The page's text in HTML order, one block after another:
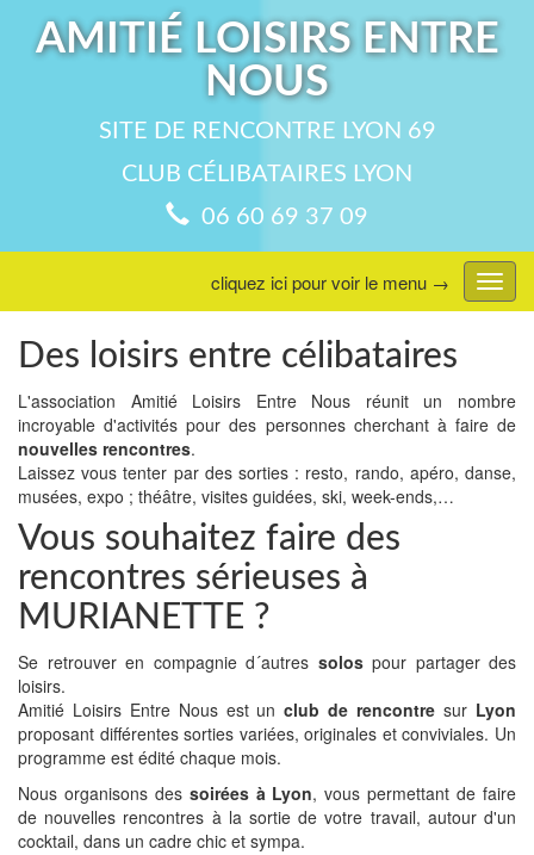
AMITIÉ LOISIRS ENTRE
NOUS
SITE DE RENCONTRE LYON 69
CLUB CÉLIBATAIRES LYON
06 60 69 37 09
menu
cliquez ici pour voir le menu →
Des loisirs entre célibataires
L'association Amitié Loisirs Entre Nous réunit un nombre
incroyable d'activités pour des personnes cherchant à faire de
nouvelles rencontres.
Laissez vous tenter par des sorties : resto, rando, apéro, danse,
musées, expo ; théâtre, visites guidées, ski, week-ends,…
Vous souhaitez faire des
rencontres sérieuses à
MURIANETTE ?
Se retrouver en compagnie d´autres solospour partager des
loisirs.
Amitié Loisirs Entre Nous est unclub de rencontre sur Lyon
proposant différentes sorties variées, originales et conviviales. Un
programme est édité chaque mois.
Nous organisons des soirées à Lyon, vous permettant de faire
de nouvelles rencontres à la sortie de votre travail, autour d'un
cocktail, dans un cadre chic et sympa.